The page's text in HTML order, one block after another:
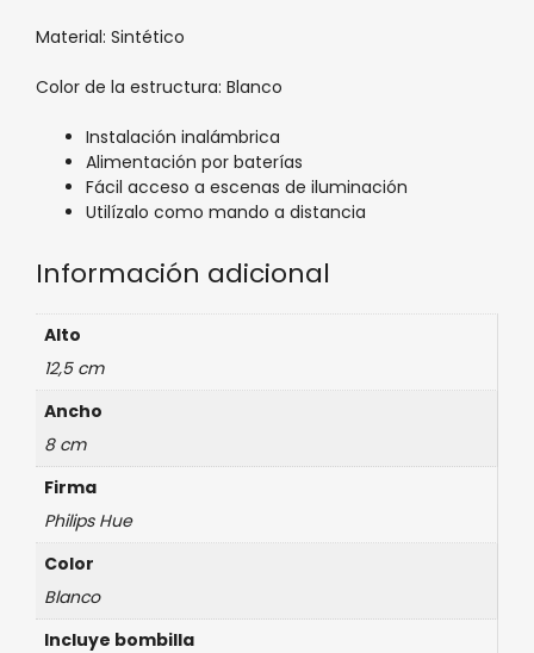
Material: Sintético
Color de la estructura: Blanco
Instalación inalámbrica
Alimentación por baterías
Fácil acceso a escenas de iluminación
Utilízalo como mando a distancia
Información adicional
Alto
12,5 cm
Ancho
8 cm
Firma
Philips Hue
Color
Blanco
Incluye bombilla